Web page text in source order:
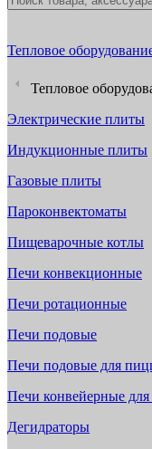
Тепловое
Тепловое
Электрические плиты
Индукционные плиты
Газовые плиты
Пароконвектоматы
Пищеварочные котлы
Печи конвекционные
Печи ротационные
Печи подовые
Печи подовые для
Печи конвейерные
Дегидраторы